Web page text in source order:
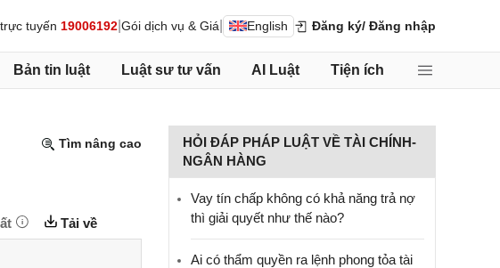
tuyến 19006192 Gói dịch vụ & Giá English Đăng ký/ Đăng nhập
Bản tin luật Luật sư tư vấn AI Luật Tiện ích
Tìm nâng cao
Tải về
HỎI ĐÁP PHÁP LUẬT VỀ TÀI CHÍNH-
NGÂN HÀNG
Vay tín chấp không có khả năng trả nợ
thì giải quyết như thế nào?
Ai có thẩm quyền ra lệnh phong tỏa tài